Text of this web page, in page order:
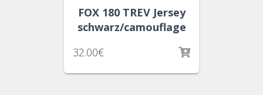
FOX 180 TREV Jersey
schwarz/camouflage
32.00€